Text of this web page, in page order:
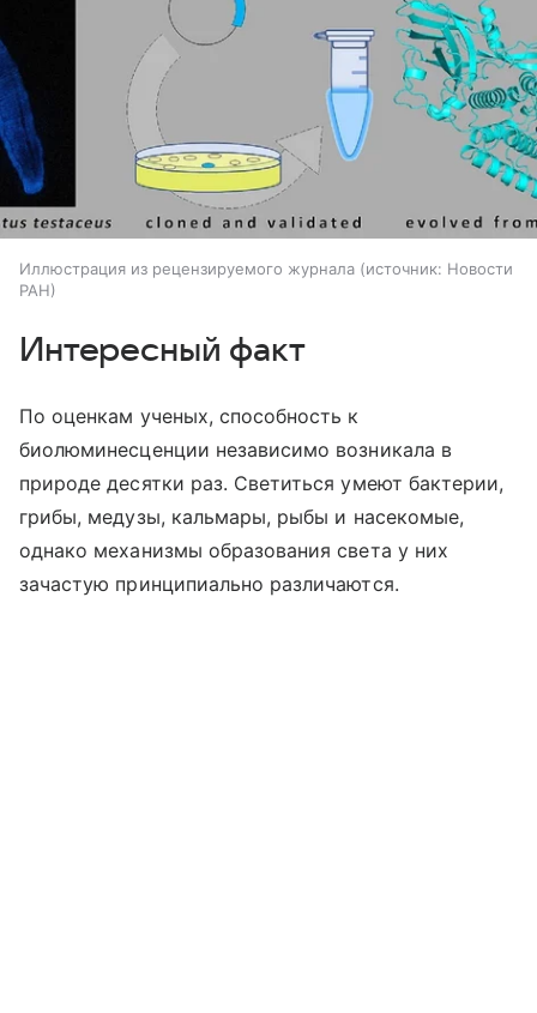
Иллюстрация из рецензируемого журнала источник: Новости
РАН
Интересный факт
По оценкам ученых, способность к
биолюминесценции независимо возникала в
природе десятки раз. Светиться умеют бактерии,
грибы, медузы, кальмары, рыбы и насекомые,
однако механизмы образования света у них
зачастую принципиально различаются.